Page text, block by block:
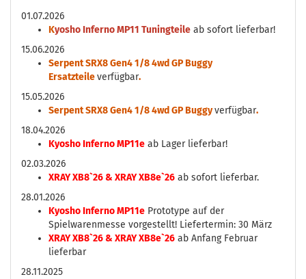
01.07.2026
Kyosho Inferno MP11 Tuningteile ab sofort lieferbar!
15.06.2026
Serpent SRX8 Gen4 1/8 4wd GP Buggy
Ersatzteileverfügbar.
15.05.2026
Serpent SRX8 Gen4 1/8 4wd GP Buggyverfügbar.
18.04.2026
Kyosho Inferno MP11e ab Lager lieferbar!
02.03.2026
XRAY XB8`26 & XRAY XB8e`26 ab sofort lieferbar.
28.01.2026
Kyosho Inferno MP11e Prototype auf der
Spielwarenmesse vorgestellt! Liefertermin: 30 März
XRAY XB8`26 & XRAY XB8e`26 ab Anfang Februar
lieferbar
28.11.2025